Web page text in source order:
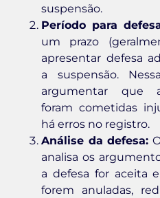
suspensão.
Período para
um prazo
apresentar defesa
a suspensão.
argumentar que
foram cometidas
há erros no registro.
Análise da defesa:
analisa os
a defesa for aceita
forem anuladas,